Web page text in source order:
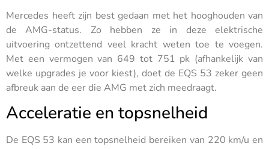
Mercedes heeft zijn best gedaan met het hooghouden van
de AMG-status. Zo hebben ze in deze elektrische
uitvoering ontzettend veel kracht weten toe te voegen.
Met een vermogen van 649 tot 751 pk (afhankelijk van
welke upgrades je voor kiest), doet de EQS 53 zeker geen
afbreuk aan de eer die AMG met zich meedraagt.
Acceleratie en topsnelheid
De EQS 53 kan een topsnelheid bereiken van 220 km/u en